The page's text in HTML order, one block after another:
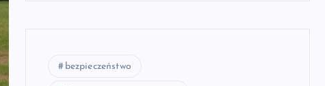
bezpieczeństwo